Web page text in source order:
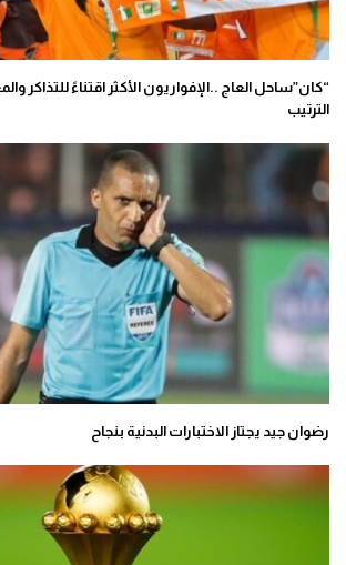
“كان”ساحل العاج ..الإفواريون الأكثر اقتناءً للتذاكر
الترتيب
رضوان جيد يجتاز الاختبارات البدنية بنجاح